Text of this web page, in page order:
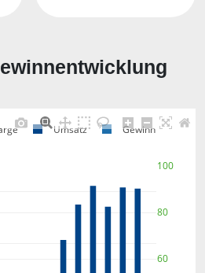
60
80
100
Umsatz Gewinn